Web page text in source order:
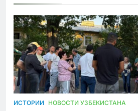
ИСТОРИИ НОВОСТИ УЗБЕКИСТАНА